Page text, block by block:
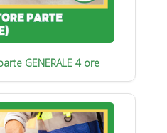
GENERALE 4 ore